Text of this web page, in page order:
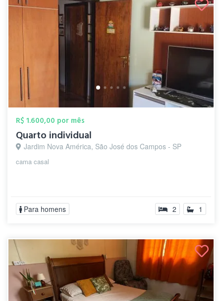
R$ 1.600,00 por mês
Quarto individual
Jardim Nova América, São José dos Campos - SP
cama casal
Para homens 2 1